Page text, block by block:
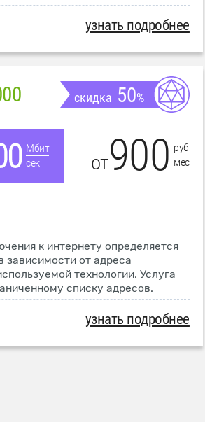
узнать подробнее
скидка 50%
Мбит
сек
от900 руб
мес
к интернету определяется
зависимости от адреса
технологии. Услуга
списку адресов.
узнать подробнее